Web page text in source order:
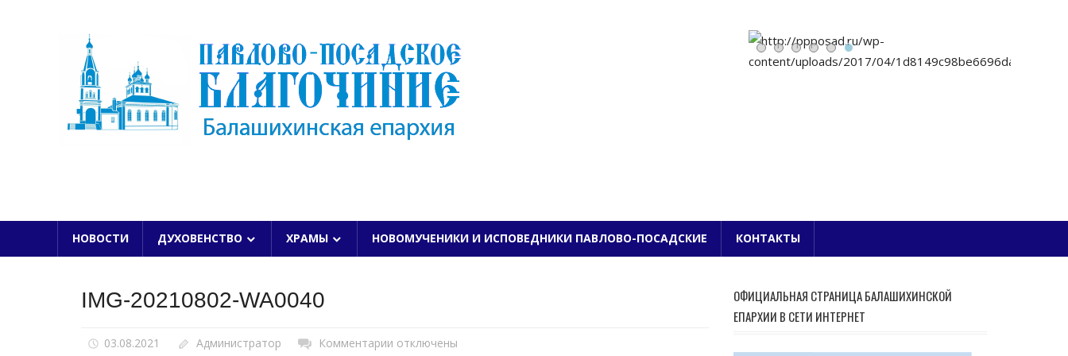
ПАВЛОВО-ПОСАДСКОЕ БЛАГОЧИНИЕ
НОВОСТИ ДУХОВЕНСТВО ХРАМЫ НОВОМУЧЕНИКИ И ИСПОВЕДНИКИ ПАВЛОВО-ПОСАДСКИЕ КОНТАКТЫ
IMG-20210802-WA0040
03.08.2021 Администратор Комментарии котключены
ОФИЦИАЛЬНАЯ СТРАНИЦА БАЛАШИХИНСКОЙ
ЕПАРХИИ В СЕТИ ИНТЕРНЕТ